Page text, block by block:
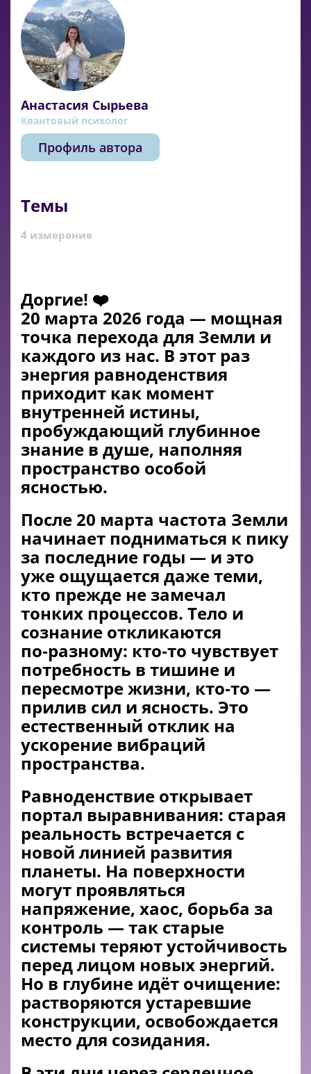
Анастасия Сырьева
Квантовый психолог
Профиль автора
Темы
4 измерение
Доргие! ❤️
20 марта 2026 года — мощная
точка перехода для Земли и
каждого из нас. В этот раз
энергия равноденствия
приходит как момент
внутренней истины,
пробуждающий глубинное
знание в душе, наполняя
пространство особой
ясностью.
После 20 марта частота Земли
начинает подниматься к пику
за последние годы — и это
уже ощущается даже теми,
кто прежде не замечал
тонких процессов. Тело и
сознание откликаются
по‑разному: кто‑то чувствует
потребность в тишине и
пересмотре жизни, кто‑то —
прилив сил и ясность. Это
естественный отклик на
ускорение вибраций
пространства.
Равноденствие открывает
портал выравнивания: старая
реальность встречается с
новой линией развития
планеты. На поверхности
могут проявляться
напряжение, хаос, борьба за
контроль — так старые
системы теряют устойчивость
перед лицом новых энергий.
Но в глубине идёт очищение:
растворяются устаревшие
конструкции, освобождается
место для созидания.